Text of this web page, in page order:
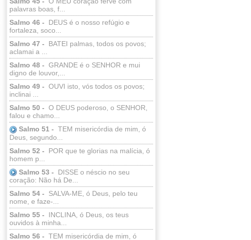
palavras boas, f...
Salmo 46 -
DEUS é o nosso refúgio e
fortaleza, soco...
Salmo 47 -
BATEI palmas, todos os povos;
aclamai a ...
Salmo 48 - GRANDE é o SENHOR e mui
digno de louvor,...
Salmo 49 - OUVI isto, vós todos os povos;
inclinai ...
Salmo 50 - O DEUS poderoso, o SENHOR,
falou e chamo...
Salmo 51 - TEM misericórdia de mim, ó
Deus, segundo...
Salmo 52 -
POR que te glorias na malícia, ó
homem p...
Salmo 53 -
DISSE o néscio no seu
coração: Não há De...
Salmo 54 -
SALVA-ME, ó Deus, pelo teu
nome, e faze-...
Salmo 55 -
INCLINA, ó Deus, os teus
ouvidos à minha...
Salmo 56 - TEM misericórdia de mim, ó